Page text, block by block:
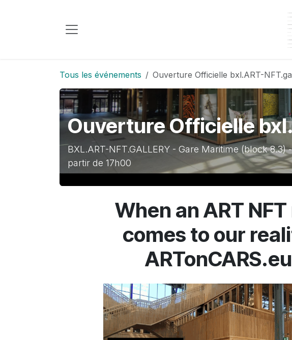
Tous les événements Ouverture Officielle bxl.ART-
Ouverture Officielle
BXL.ART-NFT.GALLERY - Gare Maritime (block
partir de 17h00
When an ART
comes to our